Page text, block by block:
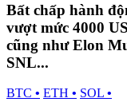
Bất chấp hành
vượt mức 4000
cũng như Elon
SNL...
BTC • ETH • SOL •